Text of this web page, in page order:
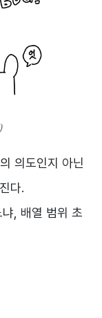
의도인지 아닌
다.
, 배열 범위 초